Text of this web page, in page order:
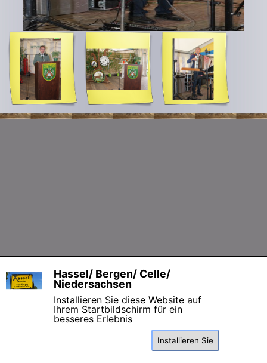
Hassel/ Bergen/ Celle/
Niedersachsen
Installieren Sie diese Website auf
Ihrem Startbildschirm für ein
besseres Erlebnis
Installieren Sie
X